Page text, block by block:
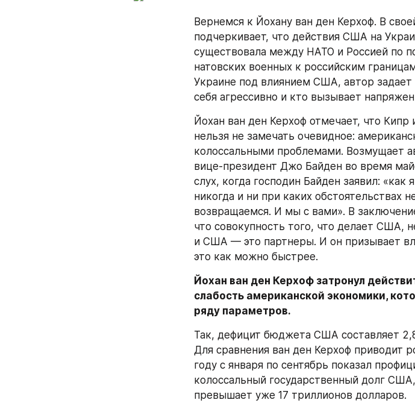
Вернемся к Йохану ван ден Керхоф. В
подчеркивает, что действия США на
существовала между НАТО и Россией по
натовских военных к российским
Украине под влиянием США, автор задает
себя агрессивно и кто вызывает
Йохан ван ден Керхоф отмечает, что
нельзя не замечать очевидное:
колоссальными проблемами. Возмущает
вице-президент Джо Байден во время
слух, когда господин Байден заявил: «как
никогда и ни при каких
возвращаемся. И мы с вами». В
что совокупность того, что делает США,
и США — это партнеры. И он призывает
это как можно быстрее.
Йохан ван ден Керхоф затронул
слабость американской экономики,
ряду параметров.
Так, дефицит бюджета США составляет
Для сравнения ван ден Керхоф приводит
году с января по сентябрь показал
колоссальный государственный долг
превышает уже 17 триллионов долларов.